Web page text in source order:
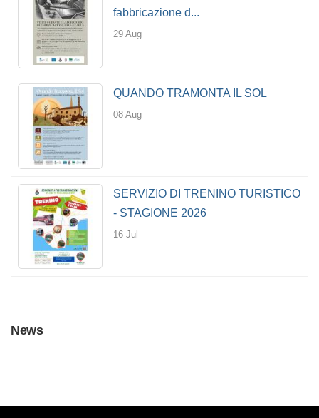
fabbricazione d...
29 Aug
QUANDO TRAMONTA IL SOL
08 Aug
SERVIZIO DI TRENINO TURISTICO
- STAGIONE 2026
16 Jul
News